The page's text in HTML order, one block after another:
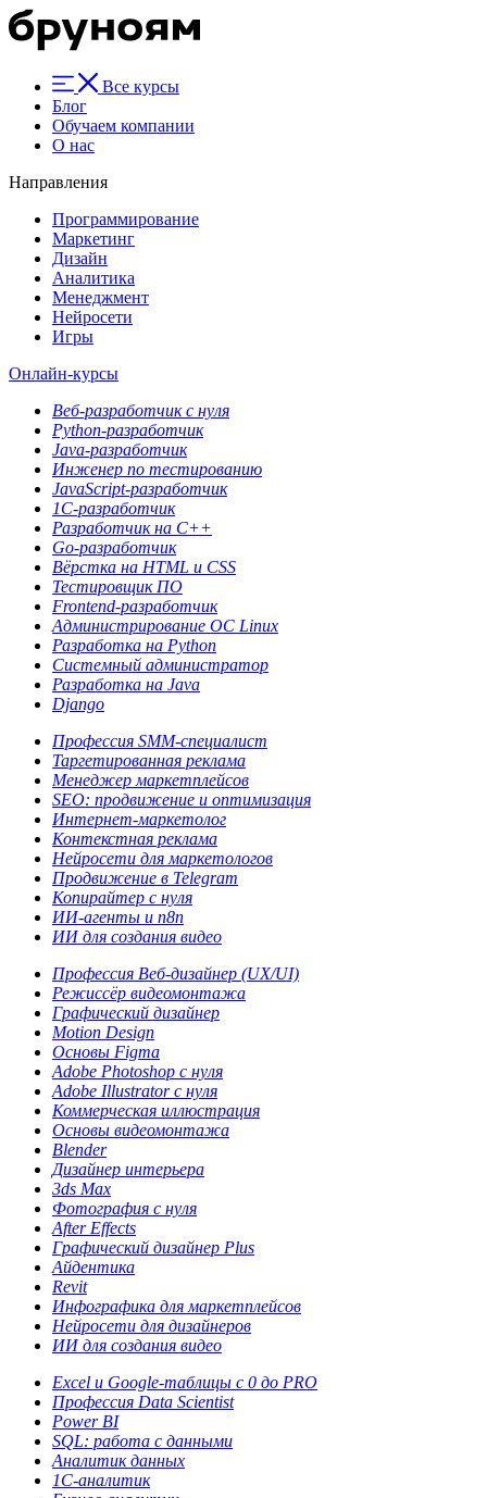
Все курсы
Блог
Обучаем компании
О нас
Направления
Программирование
Маркетинг
Дизайн
Аналитика
Менеджмент
Нейросети
Игры
Онлайн-курсы
Веб-разработчик с нуля
Python-разработчик
Java-разработчик
Инженер по тестированию
JavaScript-разработчик
1С-разработчик
Разработчик на C++
Go-разработчик
Вёрстка на HTML и CSS
Тестировщик ПО
Frontend-разработчик
Администрирова­ние ОС Linux
Разработка на Python
Системный администратор
Разработка на Java
Django
Профессия SMM-специалист
Таргетированная реклама
Менеджер маркетплейсов
SEO: продвижение и оптимизация
Интернет-маркетолог
Контекстная реклама
Нейросети для маркетологов
Продвижение в Telegram
Копирайтер с нуля
ИИ-агенты и n8n
ИИ для создания видео
Профессия Веб-дизайнер (UX/UI)
Режиссёр видеомонтажа
Графический дизайнер
Motion Design
Основы Figma
Adobe Photoshop с нуля
Adobe Illustrator с нуля
Коммерческая иллюстрация
Основы видеомонтажа
Blender
Дизайнер интерьера
3ds Max
Фотография с нуля
After Effects
Графический дизайнер Plus
Айдентика
Revit
Инфографика для маркетплейсов
Нейросети для дизайнеров
ИИ для создания видео
Excel и Google-таблицы с 0 до PRO
Профессия Data Scientist
Power BI
SQL: работа с данными
Аналитик данных
1С-аналитик